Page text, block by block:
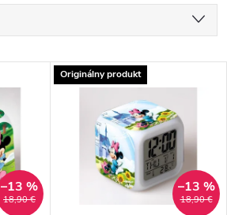
18,90 €
–13 %
Originálny produkt
18,90 €
–13 %